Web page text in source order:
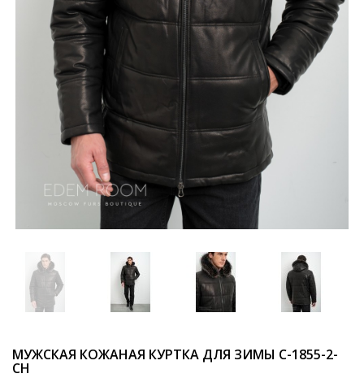
МУЖСКАЯ КОЖАНАЯ КУРТКА ДЛЯ ЗИМЫ С-1855-2-
CH